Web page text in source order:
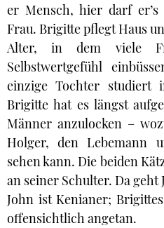
er Mensch, hier darf er’s
Frau. Brigitte pflegt Haus
Alter, in dem viele
Selbstwertgefühl
einzige Tochter studiert
Brigitte hat es längst
Männer anzulocken –
Holger, den Lebemann
sehen kann. Die beiden
an seiner Schulter. Da geht
John ist Kenianer;
offensichtlich angetan.